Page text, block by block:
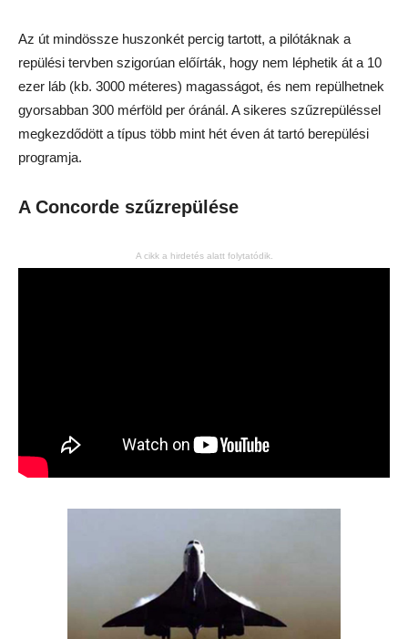
Az út mindössze huszonkét percig tartott, a pilótáknak a
repülési tervben szigorúan előírták, hogy nem léphetik át a 10
ezer láb (kb. 3000 méteres) magasságot, és nem repülhetnek
gyorsabban 300 mérföld per óránál. A sikeres szűzrepüléssel
megkezdődött a típus több mint hét éven át tartó berepülési
programja.
A Concorde szűzrepülése
A cikk a hirdetés alatt folytatódik.